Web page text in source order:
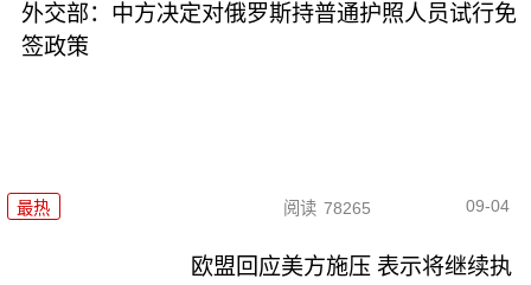
外交部：中方决定对俄罗斯持普通护照人员试行免
签政策
最热 阅读 78265 09-04
欧盟回应美方施压 表示将继续执